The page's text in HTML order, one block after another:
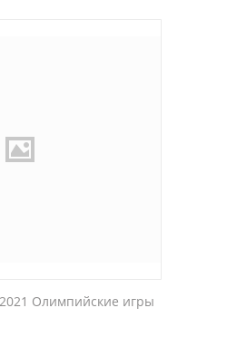
Олимпийские игры